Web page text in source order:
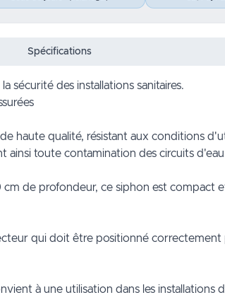
Spécifications
sécurité des installations sanitaires.
qualité, résistant aux conditions
ainsi toute contamination des circuits
de profondeur, ce siphon est compact
qui doit être positionné
à une utilisation dans les installations